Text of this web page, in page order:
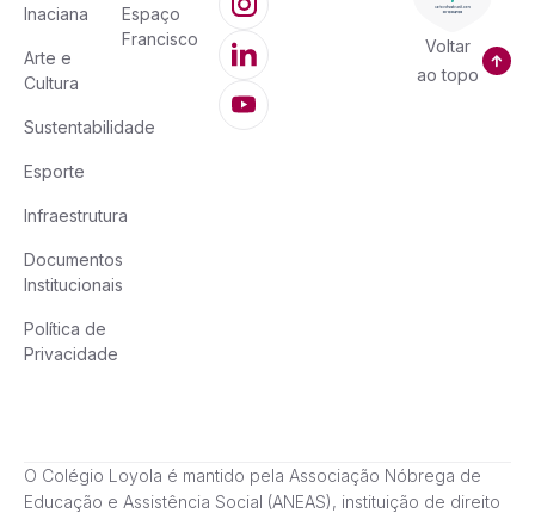
Inaciana
Arte e
Cultura
Sustentabilidade
Esporte
Infraestrutura
Documentos
Institucionais
Política de
Privacidade
Espaço
Francisco
Voltar
ao topo
O Colégio Loyola é mantido pela Associação Nóbrega de
Educação e Assistência Social (ANEAS), instituição de direito